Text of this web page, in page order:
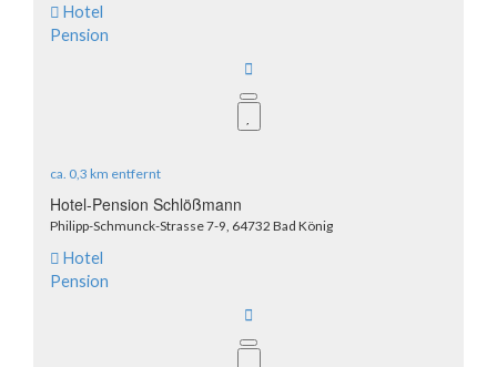
Hotel
Pension
ca. 0,3 km entfernt
Hotel-Pension Schlößmann
Philipp-Schmunck-Strasse 7-9, 64732 Bad König
Hotel
Pension